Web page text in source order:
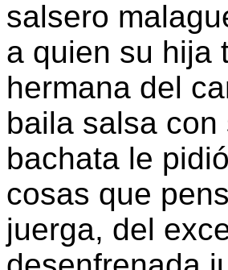
salsero
a quien su hija
hermana del
baila salsa
bachata le
cosas que
juerga, del